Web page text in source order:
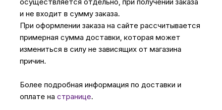
и не входит в сумму заказа.
При оформлении заказа на сайте рассчитывается
примерная сумма доставки, которая может
измениться в силу не зависящих от магазина
причин.
Более подробная информация по доставки и
оплате на странице.